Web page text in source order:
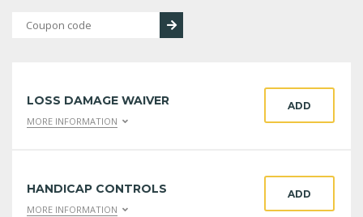
LOSS DAMAGE WAIVER
MORE INFORMATION
ADD
HANDICAP CONTROLS
MORE INFORMATION
ADD